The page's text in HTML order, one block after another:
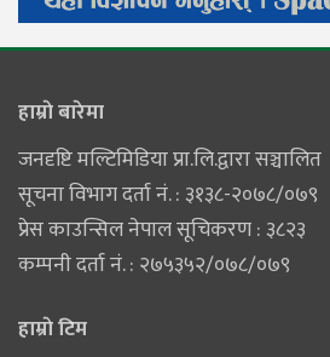
हाम्राे बारेमा
जनदृष्टि मल्टिमिडिया प्रा.लि.द्वारा सञ्चालित
सूचना विभाग दर्ता नं. : ३१३८-२०७८/०७९
प्रेस काउन्सिल नेपाल सूचिकरण : ३८२३
कम्पनी दर्ता नं. : २७५३५२/०७८/०७९
हाम्राे टिम